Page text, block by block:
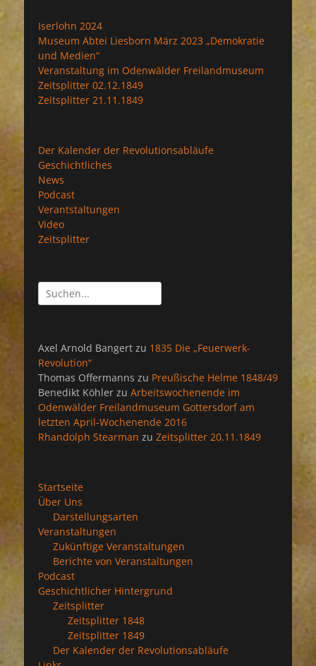
Iserlohn 2024
Museum Abtei Liesborn März 2023 „Demokratie
und Medien“
Veranstaltung im Odenwälder Freilandmuseum
Zeitsplitter 02.12.1849
Zeitsplitter 21.11.1849
Der Kalender der Revolutionsabläufe
Geschichtliches
News
Podcast
Verantstaltungen
Video
Zeitsplitter
Suchen
nach:
Axel Arnold Bangert zu 1835 Die „Feuerwerk-
Revolution“
Thomas Offermanns zu Preußische Helme 1848/49
Benedikt Köhler zu Arbeitswochenende im
Odenwälder Freilandmuseum Gottersdorf am
letzten April-Wochenende 2016
Rhandolph Stearman zu Zeitsplitter 20.11.1849
Startseite
Über Uns
Darstellungsarten
Veranstaltungen
Zukünftige Veranstaltungen
Berichte von Veranstaltungen
Podcast
Geschichtlicher Hintergrund
Zeitsplitter
Zeitsplitter 1848
Zeitsplitter 1849
Der Kalender der Revolutionsabläufe